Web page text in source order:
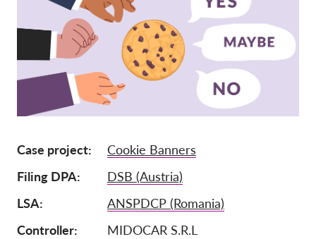
Támogass bennnünket!
Tagság
Adományok
Szponzoráció
Tax deductability
Rólunk
Csapat
Éves Jelentések
Case project
Cookie Banners
Filing DPA
DSB (Austria)
LSA
ANSPDCP (Romania)
Controller
MIDOCAR S.R.L